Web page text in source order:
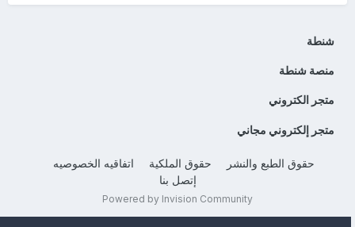
شنطة
منصة شنطة
متجر الكتروني
متجر إلكتروني مجاني
حقوق الطبع والنشر حقوق الملكية
اتفاقيه الخصوصيه
إتصل بنا
Powered by Invision Community